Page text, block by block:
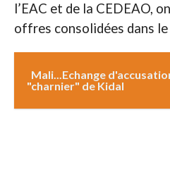
l’EAC et de la CEDEAO,
offres consolidées dans le
Mali...Echange
"charnier" de Kidal